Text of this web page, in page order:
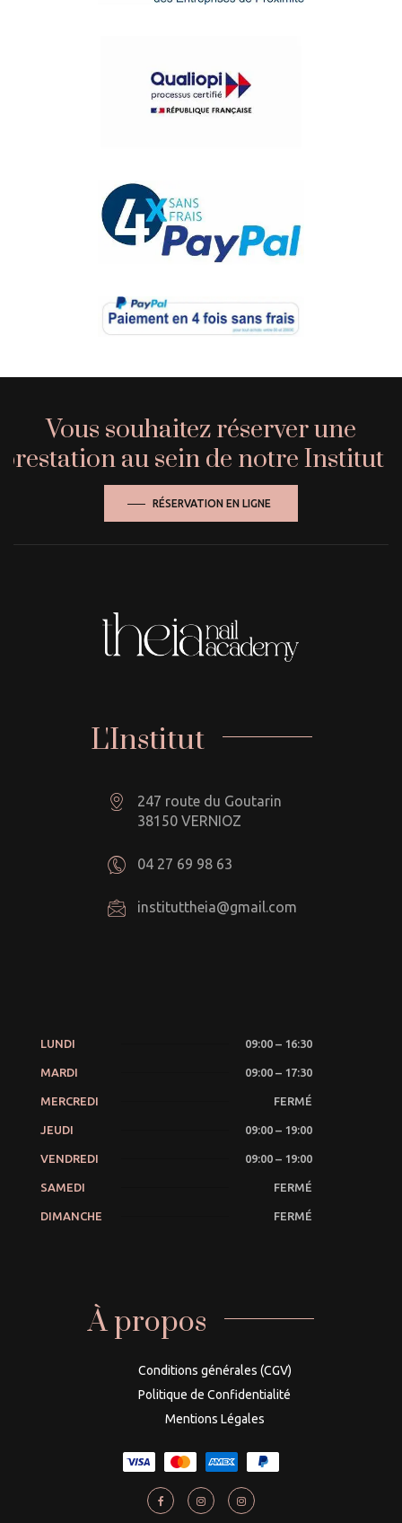
Vous souhaitez réserver une
prestation au sein de notre Institut ?
RÉSERVATION EN LIGNE
L'Institut
247 route du Goutarin
38150 VERNIOZ
04 27 69 98 63
instituttheia@gmail.com
LUNDI 09:00 – 16:30
MARDI 09:00 – 17:30
MERCREDI FERMÉ
JEUDI 09:00 – 19:00
VENDREDI 09:00 – 19:00
SAMEDI FERMÉ
DIMANCHE FERMÉ
À propos
Conditions générales (CGV)
Politique de Confidentialité
Mentions Légales